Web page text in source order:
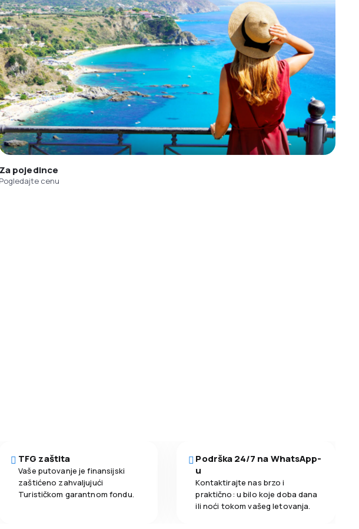
Za pojedince
Pogledajte cenu
TFG zaštita
Vaše putovanje je finansijski
zaštićeno zahvaljujući
Turističkom garantnom fondu.
Podrška 24/7 na WhatsApp-
u
Kontaktirajte nas brzo i
praktično: u bilo koje doba dana
ili noći tokom vašeg letovanja.